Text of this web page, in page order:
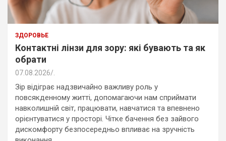
ЗДОРОВЬЕ
Контактні лінзи для зору: які бувають та як
обрати
07.08.2026
Зір відіграє надзвичайно важливу роль у
повсякденному житті, допомагаючи нам сприймати
навколишній світ, працювати, навчатися та впевнено
орієнтуватися у просторі. Чітке бачення без зайвого
дискомфорту безпосередньо впливає на зручність